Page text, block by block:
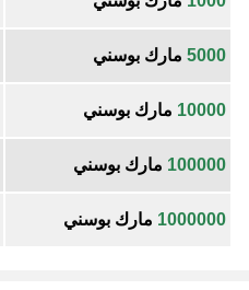
5000 مارك بوسني
10000 مارك بوسني
100000 مارك بوسني
1000000 مارك بوسني